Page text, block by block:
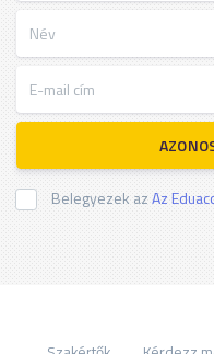
Belegyezek azAz